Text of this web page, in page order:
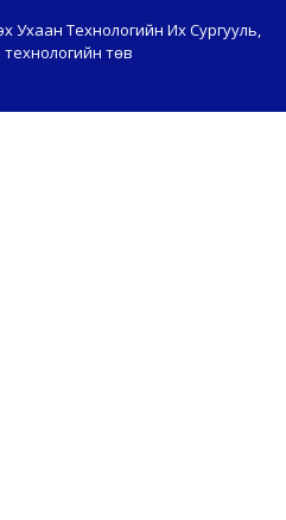
Ухаан Технологийн Их Сургууль,
төв